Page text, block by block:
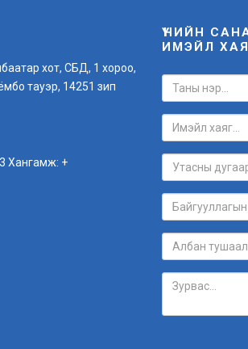
хот, СБД, 1 хороо,
тауэр, 14251 зип
Хангамж: +
ҮНИЙН
ИМЭЙЛ